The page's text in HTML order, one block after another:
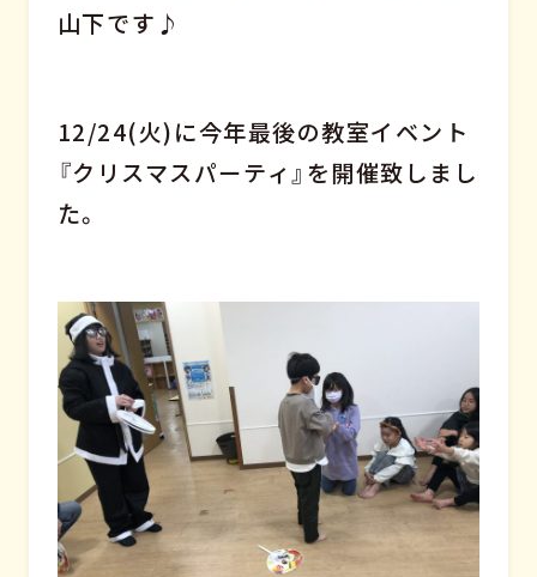
山下です♪
12/24(火)に今年最後の教室イベント
『クリスマスパーティ』を開催致しまし
た。